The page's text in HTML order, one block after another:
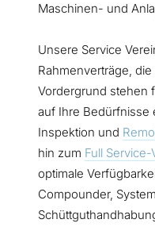
Maschinen- und
Unsere Service
Rahmenverträge,
Vordergrund stehen
auf Ihre Bedürfnisse
Inspektion und
hin zum Full Service-
optimale
Compounder,